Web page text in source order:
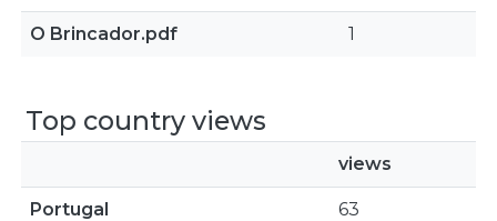
O Brincador.pdf 1
Top country views
views
Portugal 63